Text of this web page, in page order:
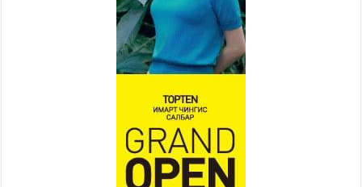
2026 оны 7 сар 15 / 11 цаг 14 минут
Үер усны аюулаас сэргийлж, нийслэлийн Онцгой
байдлын газрын 162 алба хаагч үүрэг гүйцэтгэж
2026 оны 7 сар 15 / 11 цаг 07 минут
Үндэсний их сурын харваанд 850 харваач цэц
2026 оны 7 сар 15 / 11 цаг 03 минут
Төв цэнгэлдэхийн эргэн тойронд